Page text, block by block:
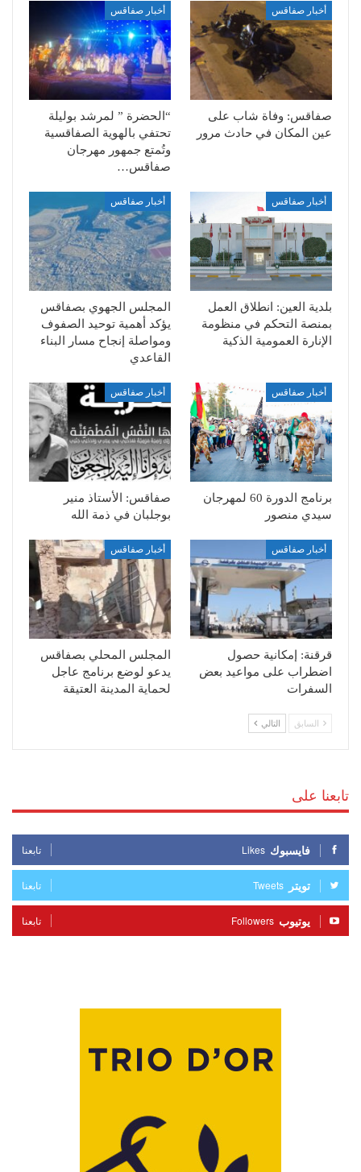
أخبار صفاقس
صفاقس: وفاة شاب على
عين المكان في حادث مرور
أخبار صفاقس
“الحضرة ” لمرشد بوليلة
تحتفي بالهوية الصفاقسية
وتُمتع جمهور مهرجان
صفاقس…
أخبار صفاقس
بلدية العين: انطلاق العمل
بمنصة التحكم في منظومة
الإنارة العمومية الذكية
أخبار صفاقس
المجلس الجهوي بصفاقس
يؤكد أهمية توحيد الصفوف
ومواصلة إنجاح مسار البناء
القاعدي
أخبار صفاقس
برنامج الدورة 60 لمهرجان
سيدي منصور
أخبار صفاقس
صفاقس: الأستاذ منير
بوجلبان في ذمة الله
أخبار صفاقس
قرقنة: إمكانية حصول
اضطراب على مواعيد بعض
السفرات
أخبار صفاقس
المجلس المحلي بصفاقس
يدعو لوضع برنامج عاجل
لحماية المدينة العتيقة
السابق التالي
تابعنا على
فايسبوك Likes تابعنا
تويتر Tweets تابعنا
يوتيوب Followers تابعنا